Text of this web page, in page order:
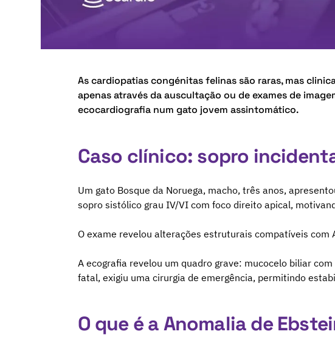
As cardiopatias congénitas felinas são raras, mas
apenas através da auscultação ou de exames de
ecocardiografia num gato jovem assintomático.
Caso clínico: sopro
Um gato Bosque da Noruega, macho, três anos,
sopro sistólico grau IV/VI com foco direito apical,
O exame revelou alterações estruturais compatíveis
A ecografia revelou um quadro grave: mucocelo biliar
fatal, exigiu uma cirurgia de emergência, permitindo
O que é a Anomalia de